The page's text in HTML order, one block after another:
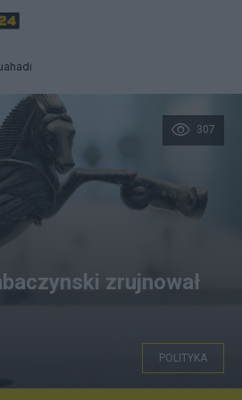
307
zrujnował
POLITYKA